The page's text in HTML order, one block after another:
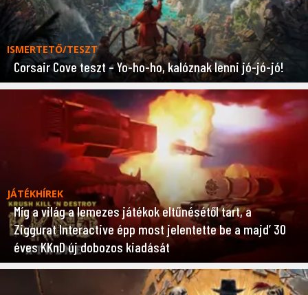
ISMERTETŐ/TESZT
Corsair Cove teszt – Yo-ho-ho, kalóznak lenni jó-jó-jó!
JÁTÉKHÍREK
Míg a világ a lemezes játékok eltűnésétől tart, a
Ziggurat Interactive épp most jelentette be a majd’ 30
éves KKnD új dobozos kiadását